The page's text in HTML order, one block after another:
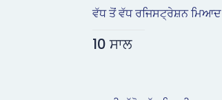
ਵੱਧ ਤੋਂ ਵੱਧ ਰਜਿਸਟ੍ਰੇਸ਼ਨ ਮਿਆਦ
10 ਸਾਲ